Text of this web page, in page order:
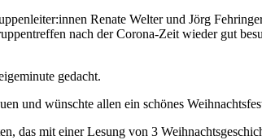
Renate Welter und Jörg
nach der Corona-Zeit wieder gut
gedacht.
und wünschte allen ein schönes
das mit einer Lesung von 3